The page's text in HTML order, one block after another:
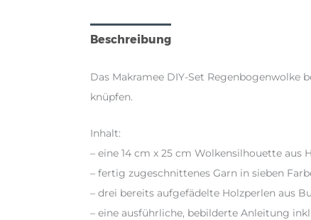
Beschreibung
Das Makramee DIY-Set
knüpfen.
Inhalt:
– eine 14 cm x 25 cm Wolkensilhouette aus
– fertig zugeschnittenes Garn in sieben
– drei bereits aufgefädelte Holzperlen aus
– eine ausführliche, bebilderte Anleitung